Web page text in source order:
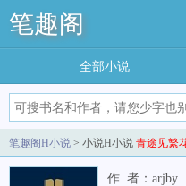
笔趣阁
全部小说
笔趣阁H小说 > 小说H小说 青途见繁
作 者：arjby